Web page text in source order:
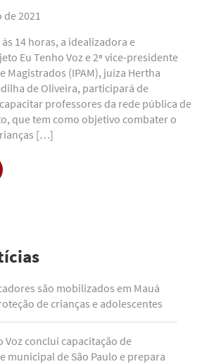
de 2021
14 horas, a idealizadora e
Eu Tenho Voz e 2ª vice-presidente
Magistrados (IPAM), juíza Hertha
de Oliveira, participará de
professores da rede pública de
que tem como objetivo combater o
[…]
são mobilizados em Mauá
de crianças e adolescentes
Voz conclui capacitação de
municipal de São Paulo e prepara